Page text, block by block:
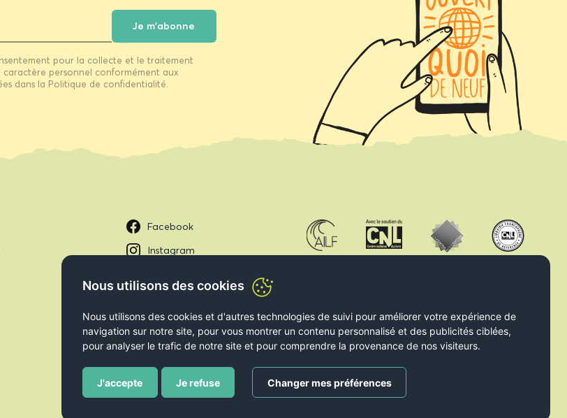
Nous utilisons des cookies
Nous utilisons des cookies et d'autres technologies de suivi pour améliorer votre expérience de
navigation sur notre site, pour vous montrer un contenu personnalisé et des publicités ciblées,
pour analyser le trafic de notre site et pour comprendre la provenance de nos visiteurs.
J'accepte Je refuse Changer mes préférences
Je m'abonne
pour la collecte et le traitement
caractère personnel conformément aux
dans la Politique de confidentialité.
Facebook
Instagram